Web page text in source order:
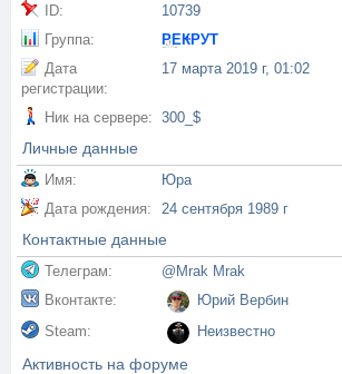
ID:
10739
Группа:
РЕКРУТ
Дата
регистрации:
17 марта 2019 г, 01:02
Ник на сервере: 300_$
Личные данные
Имя:
Юра
Дата рождения:
24 сентября 1989 г
Контактные данные
Телеграм:
@Mrak Mrak
Вконтакте:
Юрий Вербин
Steam:
Неизвестно
Активность на форуме